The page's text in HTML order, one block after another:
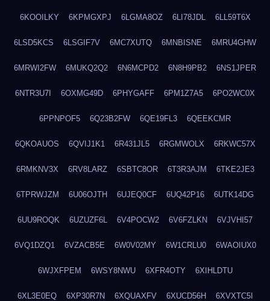
6KOOILKY 6KPMGXPJ 6LGMA8OZ 6LI78JDL 6LL59T6X
6LSD5KCS 6LSGIF7V 6MC7XUTQ 6MNBISNE 6MRU4GHW
6MRWI2FW 6MUKQ2Q2 6N6MCPD2 6N8H9PB2 6NS1JPER
6NTR3U7I 6OXMG49D 6PHYGAFF 6PM1Z7A5 6PO2WC0X
6PPNPOF5 6Q23B2FW 6QE19FL3 6QEEKCMR
6QKOAUOS 6QVIJ1K1 6R431JL5 6RGMWOLX 6RKWC57X
6RMKNV3X 6RV8LARZ 6SBTC8OR 6T3R3AJM 6TKE2JE3
6TPRWJZM 6U06OJTH 6UJEQ0CF 6UQ42P16 6UTK14DG
6UU9ROQK 6UZUZF6L 6V4POCW2 6V6FZLKN 6VJVHI57
6VQ1DZQ1 6VZACB5E 6W0V02MY 6W1CRLU0 6WAOIUX0
6WJXFPEM 6WSY8NWU 6XFR4OTY 6XIHLDTU
6XL3E0EQ 6XP30R7N 6XQUAXFV 6XUCD56H 6XVXTC5I